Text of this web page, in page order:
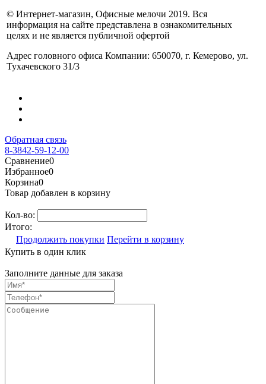
© Интернет-магазин, Офисные мелочи 2019. Вся
информация на сайте представлена в ознакомительных
целях и не является публичной офертой
Адрес головного офиса Компании: 650070, г. Кемерово, ул.
Тухачевского 31/3
Обратная связь
8-3842-59-12-00
Сравнение0
Избранное0
Корзина0
Товар добавлен в корзину
Кол-во:
Итого:
Продолжить покупки Перейти в корзину
Купить в один клик
Заполните данные для заказа